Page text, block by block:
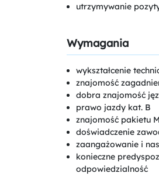
utrzymywanie
Wymagania
wykształcenie
znajomość
dobra znajomość
prawo jazdy kat. B
znajomość pakietu
doświadczenie
zaangażowanie i
konieczne
odpowiedzialność